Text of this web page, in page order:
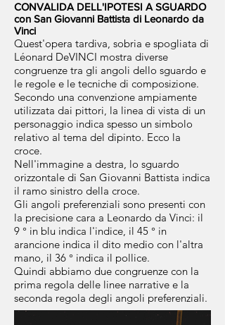
CONVALIDA DELL'IPOTESI A SGUARDO
con San Giovanni Battista di Leonardo da
Vinci
Quest'opera tardiva, sobria e spogliata di
Léonard DeVINCI mostra diverse
congruenze tra gli angoli dello sguardo e
le regole e le tecniche di composizione.
Secondo una convenzione ampiamente
utilizzata dai pittori, la linea di vista di un
personaggio indica spesso un simbolo
relativo al tema del dipinto. Ecco la
croce.
Nell'immagine a destra, lo sguardo
orizzontale di San Giovanni Battista indica
il ramo sinistro della croce.
Gli angoli preferenziali sono presenti con
la precisione cara a Leonardo da Vinci: il
9 ° in blu indica l'indice, il 45 ° in
arancione indica il dito medio con l'altra
mano, il 36 ° indica il pollice.
Quindi abbiamo due congruenze con la
prima regola delle linee narrative e la
seconda regola degli angoli preferenziali.